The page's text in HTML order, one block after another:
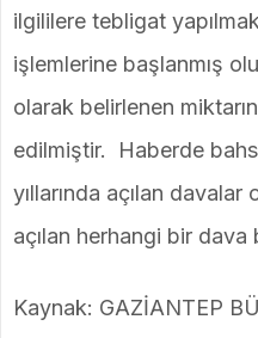
ilgililere tebligat
işlemlerine başlanmış
olarak belirlenen
edilmiştir. Haberde
yıllarında açılan
açılan herhangi bir dava
Kaynak: GAZİANTEP